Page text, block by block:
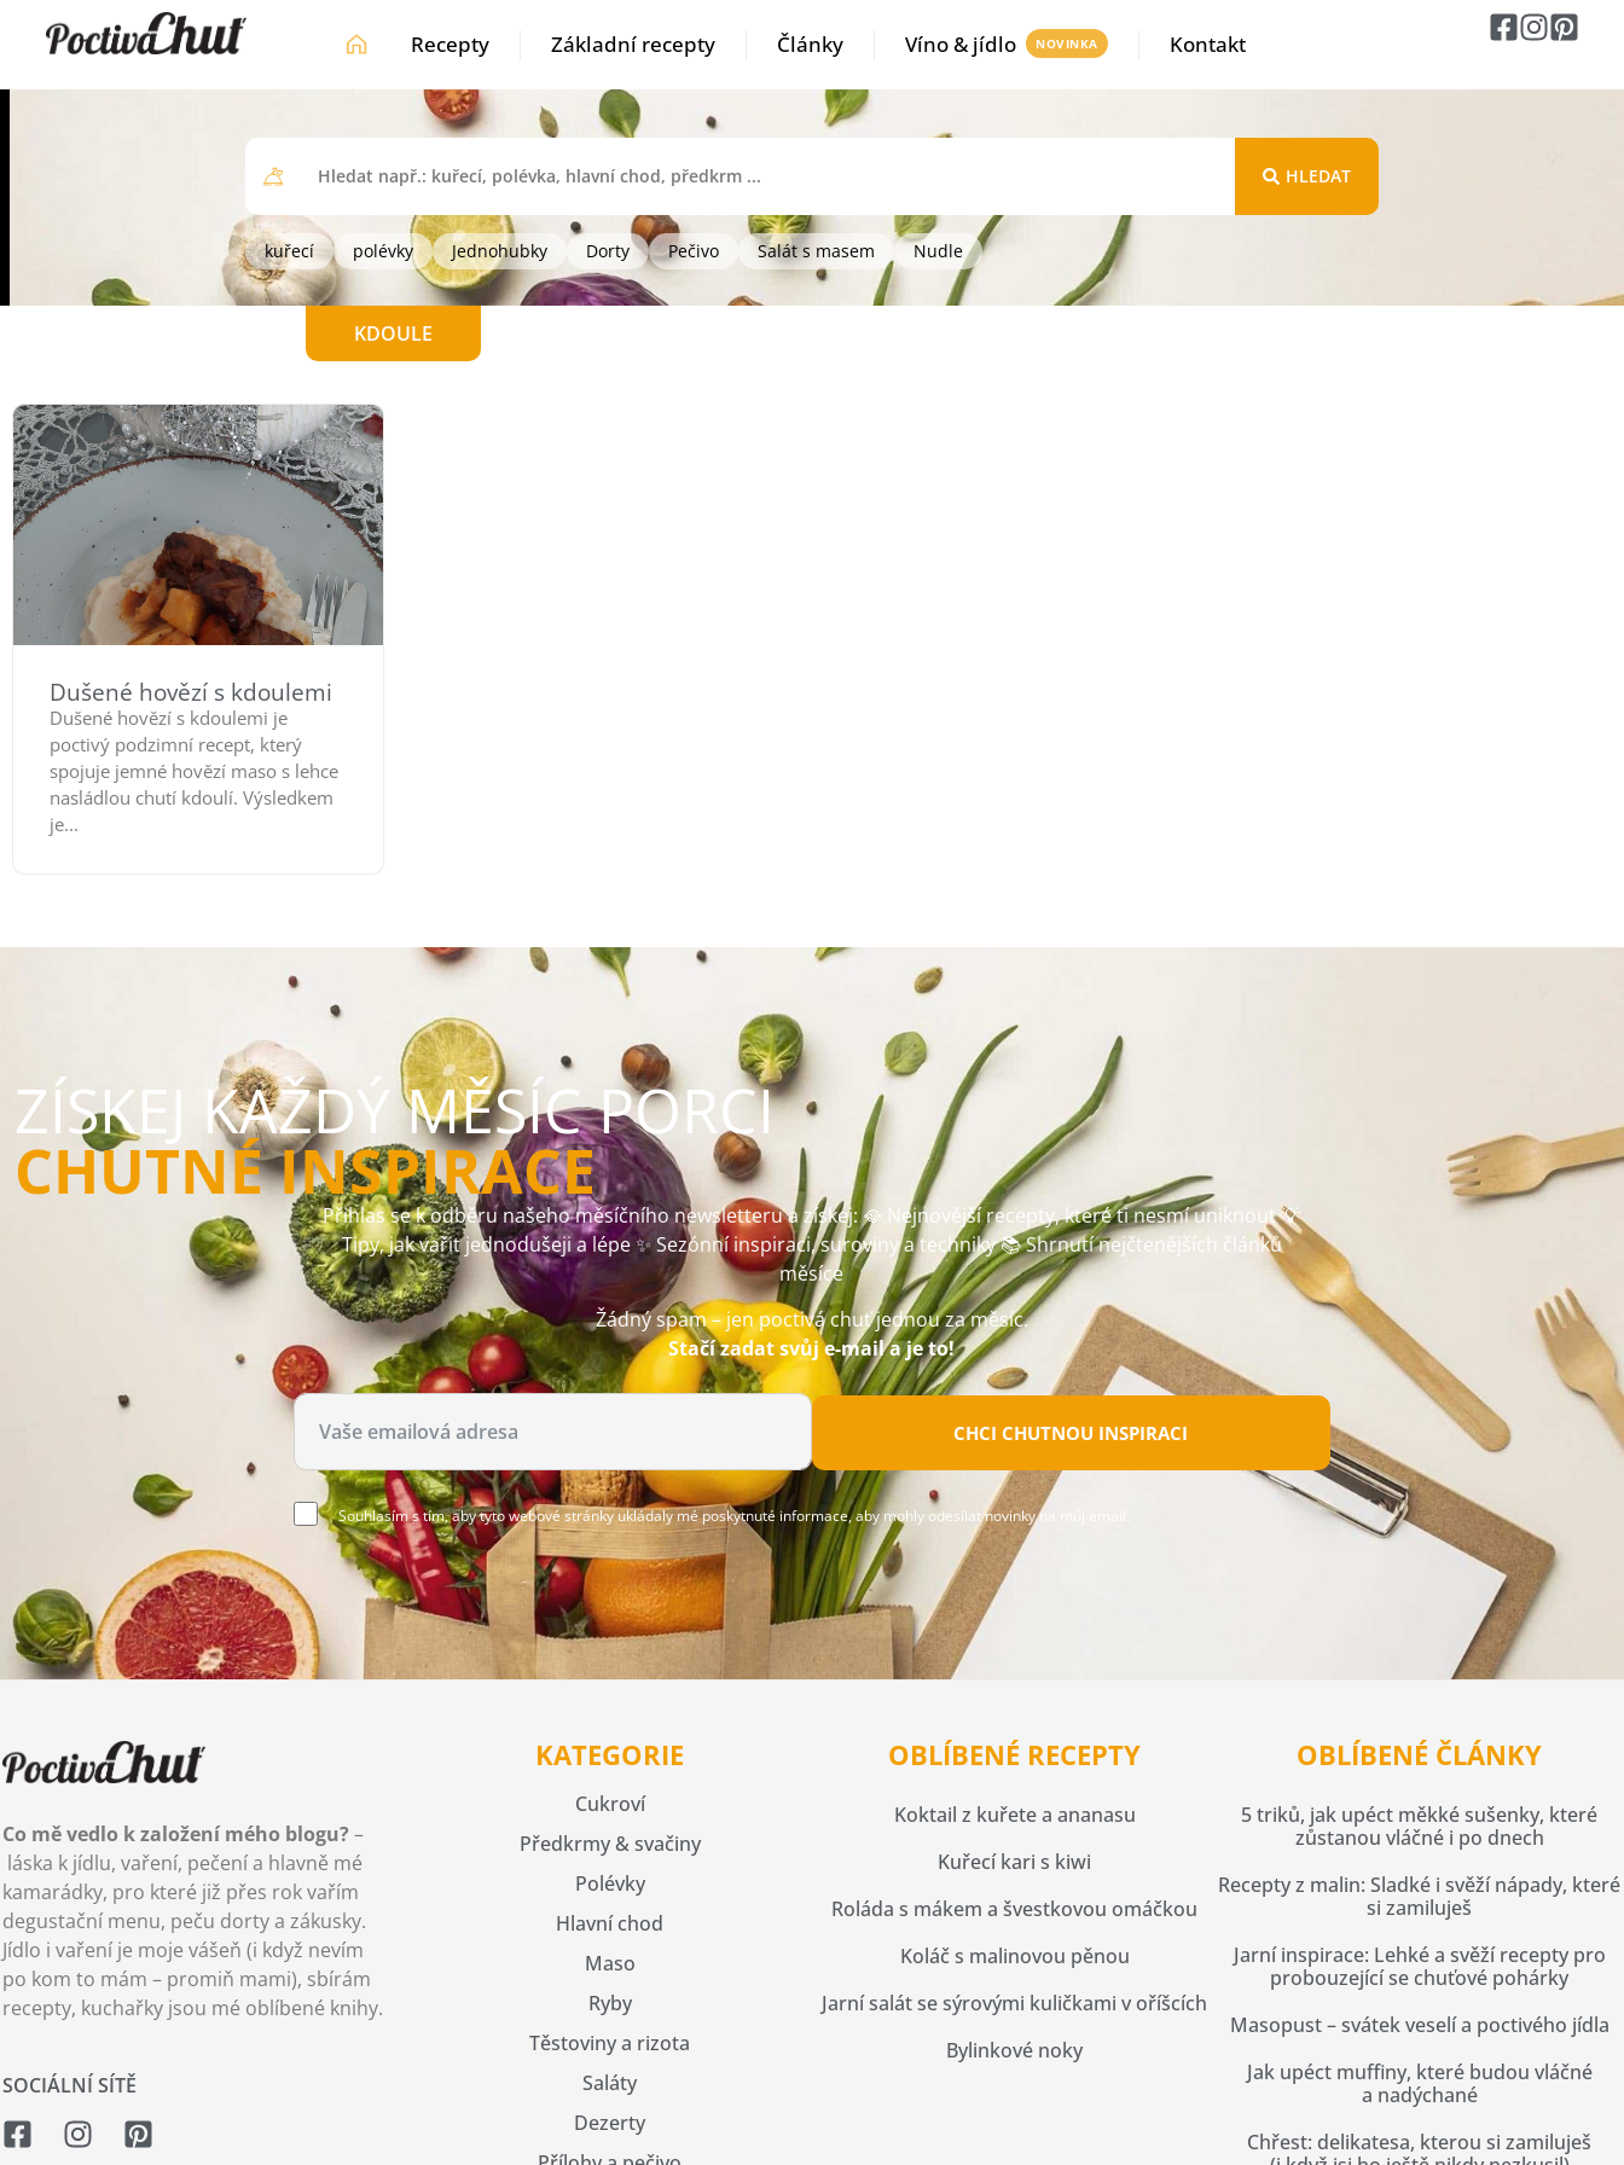
Recepty Základní recepty Články Víno & jídlo Kontakt
HLEDAT
kuřecí polévky Jednohubky Dorty Pečivo Salát s masem Nudle
KDOULE
Dušené hovězí s kdoulemi
Dušené hovězí s kdoulemi je
poctivý podzimní recept, který
spojuje jemné hovězí maso s lehce
nasládlou chutí kdoulí. Výsledkem
je...
ZÍSKEJ KAŽDÝ MĚSÍC PORCI
CHUTNÉ INSPIRACE
Přihlas se k odběru našeho měsíčního newsletteru a získej: 🥘 Nejnovější recepty, které ti nesmí uniknout 💡
Tipy, jak vařit jednodušeji a lépe ✨ Sezónní inspiraci, suroviny a techniky 📚 Shrnutí nejčtenějších článků
měsíce
Žádný spam – jen poctivá chuť jednou za měsíc.
Stačí zadat svůj e-mail a je to!
CHCI CHUTNOU INSPIRACI
Souhlasím s tím, aby tyto webové stránky ukládaly mé poskytnuté informace, aby mohly odesílat novinky na můj email.
Co mě vedlo k založení mého blogu? –
láska k jídlu, vaření, pečení a hlavně mé
kamarádky, pro které již přes rok vařím
degustační menu, peču dorty a zákusky.
Jídlo i vaření je moje vášeň (i když nevím
po kom to mám – promiň mami), sbírám
recepty, kuchařky jsou mé oblíbené knihy.
SOCIÁLNÍ SÍTĚ
KATEGORIE
Cukroví
Předkrmy & svačiny
Polévky
Hlavní chod
Maso
Ryby
Těstoviny a rizota
Saláty
Dezerty
OBLÍBENÉ RECEPTY
Koktail z kuřete a ananasu
Kuřecí kari s kiwi
Roláda s mákem a švestkovou omáčkou
Koláč s malinovou pěnou
Jarní salát se sýrovými kuličkami v oříšcích
Bylinkové noky
OBLÍBENÉ ČLÁNKY
5 triků, jak upéct měkké sušenky, které
zůstanou vláčné i po dnech
Recepty z malin: Sladké i svěží nápady, které
si zamiluješ
Jarní inspirace: Lehké a svěží recepty pro
probouzející se chuťové pohárky
Masopust – svátek veselí a poctivého jídla
Jak upéct muffiny, které budou vláčné
a nadýchané
Chřest: delikatesa, kterou si zamiluješ